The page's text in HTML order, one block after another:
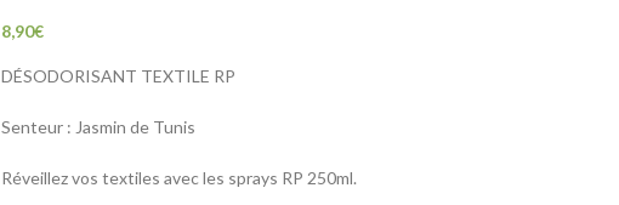
8,90€
DÉSODORISANT TEXTILE RP
Senteur : Jasmin de Tunis
Réveillez vos textiles avec les sprays RP 250ml.